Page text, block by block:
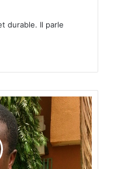
durable. Il parle